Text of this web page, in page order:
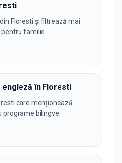
Floresti și filtrează mai
familie.
engleză în Floresti
care menționează
programe bilingve.